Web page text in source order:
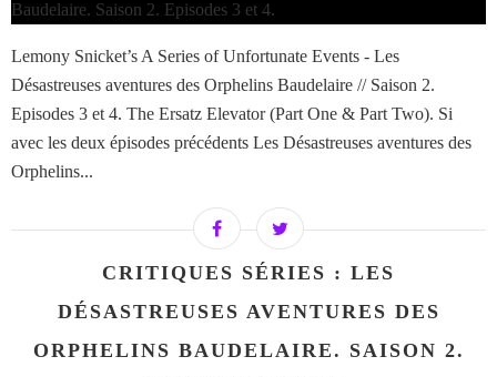
Lemony Snicket’s A Series of Unfortunate Events - Les
Désastreuses aventures des Orphelins Baudelaire // Saison 2.
Episodes 3 et 4. The Ersatz Elevator (Part One & Part Two). Si
avec les deux épisodes précédents Les Désastreuses aventures des
Orphelins...
CRITIQUES SÉRIES : LES
DÉSASTREUSES AVENTURES DES
ORPHELINS BAUDELAIRE. SAISON 2.